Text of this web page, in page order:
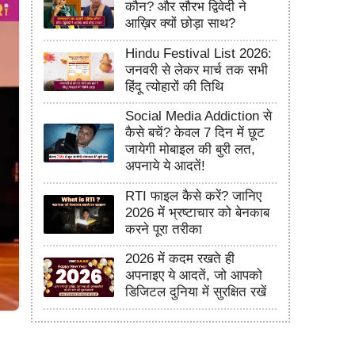
कौन? और सौरभ द्विवेदी ने
आख़िर क्यों छोड़ा साथ?
Hindu Festival List 2026:
जनवरी से लेकर मार्च तक सभी
हिंदू त्योहारों की तिथि
Social Media Addiction से
कैसे बचें? केवल 7 दिन में छूट
जायेगी मोबाइल की बुरी लत,
अपनाये ये आदतें!
RTI फाइल कैसे करें? जानिए
2026 में भ्रष्टाचार को बेनकाब
करने पूरा तरीका
2026 में कदम रखते ही
अपनाइए ये आदतें, जो आपको
डिजिटल दुनिया में सुरक्षित रखें